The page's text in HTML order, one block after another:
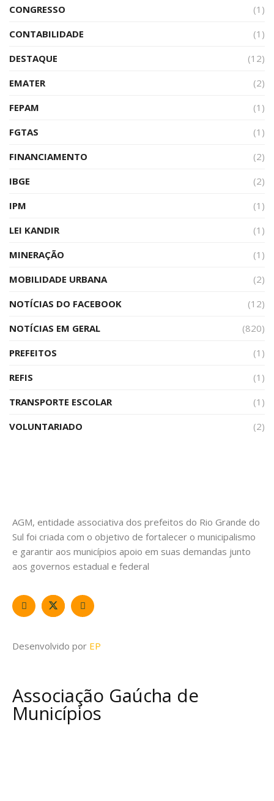
CONGRESSO
(1)
CONTABILIDADE
(1)
DESTAQUE
(12)
EMATER
(2)
FEPAM
(1)
FGTAS
(1)
FINANCIAMENTO
(2)
IBGE
(2)
IPM
(1)
LEI KANDIR
(1)
MINERAÇÃO
(1)
MOBILIDADE URBANA
(2)
NOTÍCIAS DO FACEBOOK
(12)
NOTÍCIAS EM GERAL
(820)
PREFEITOS
(1)
REFIS
(1)
TRANSPORTE ESCOLAR
(1)
VOLUNTARIADO
(2)
AGM, entidade associativa dos prefeitos do Rio Grande do
Sul foi criada com o objetivo de fortalecer o municipalismo
e garantir aos municípios apoio em suas demandas junto
aos governos estadual e federal
Desenvolvido por EP
Associação Gaúcha de
Municípios